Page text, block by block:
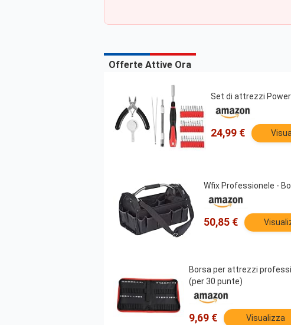
Offerte Attive Ora
Set di attrezzi
24,99 €
Wfix Professionele -
50,85 €
Borsa per attrezzi
(per 30 punte)
9,69 € Visualizza